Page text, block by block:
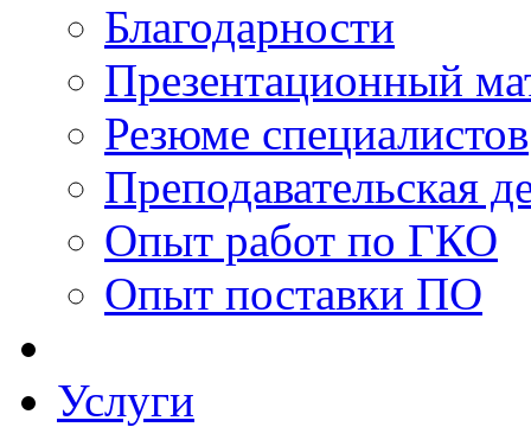
Благодарности
Презентационный
Резюме специалистов
Преподавательская
Опыт работ по ГКО
Опыт поставки ПО
Услуги